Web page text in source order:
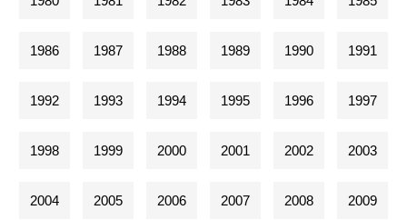
1986 1987 1988 1989 1990 1991
1992 1993 1994 1995 1996 1997
1998 1999 2000 2001 2002 2003
2004 2005 2006 2007 2008 2009